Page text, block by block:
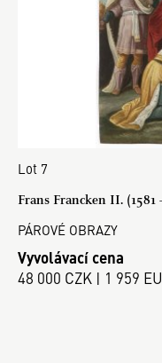
Lot 7
Frans Francken II. (1581
PÁROVÉ OBRAZY
Vyvolávací cena
48 000 CZK | 1 959